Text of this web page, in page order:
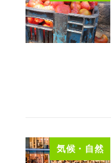
気候・自然